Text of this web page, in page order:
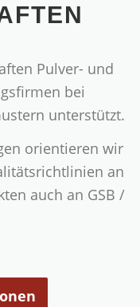
Pulver- und
bei
unterstützt.
orientieren wir
an
auch an GSB /